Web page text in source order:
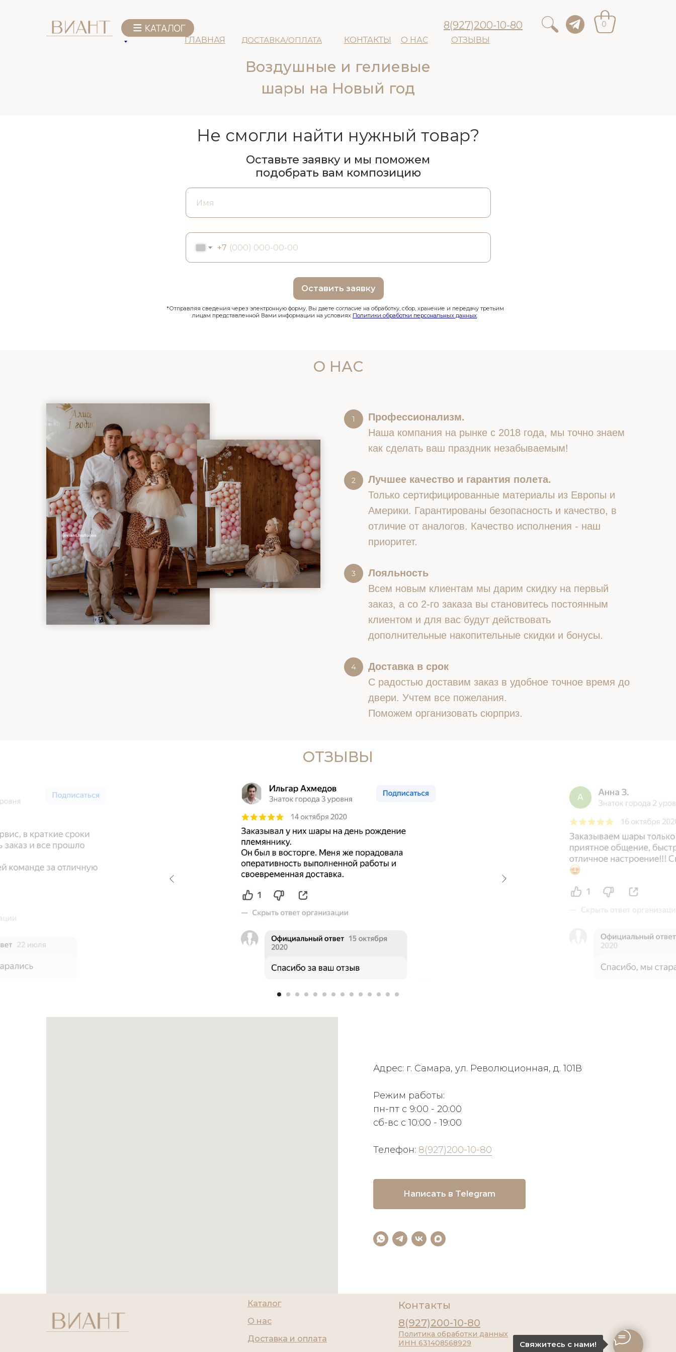
ДОСТАВКА/ОПЛАТА
ГЛАВНАЯ КОНТАКТЫ О НАС ОТЗЫВЫ
8(927)200-10-80 0
Свяжитесь с нами!
Воздушные и гелиевые
шары на Новый год
+7
Оставить заявку
Не смогли найти нужный товар?
Оставьте заявку и мы поможем
подобрать вам композицию
*Отправляя сведения через электронную форму, Вы даете согласие на обработку, сбор, хранение и передачу третьим
лицам представленной Вами информации на условиях Политики обработки персональных данных.
О НАС
Профессионализм.
Наша компания на рынке с 2018 года, мы точно знаем
как сделать ваш праздник незабываемым!
Лучшее качество и гарантия полета.
Только сертифицированные материалы из Европы и
Америки. Гарантированы безопасность и качество, в
отличие от аналогов. Качество исполнения - наш
приоритет.
Лояльность
Всем новым клиентам мы дарим скидку на первый
заказ, а со 2-го заказа вы становитесь постоянным
клиентом и для вас будут действовать
дополнительные накопительные скидки и бонусы.
Доставка в срок
С радостью доставим заказ в удобное точное время до
двери. Учтем все пожелания.
Поможем организовать сюрприз.
ОТЗЫВЫ
Адрес: г. Самара, ул. Революционная, д. 101В
Режим работы:
пн-пт с 9:00 - 20:00
сб-вс с 10:00 - 19:00
Телефон: 8(927)200-10-80
Написать в Telegram
Контакты
8(927)200-10-80
Каталог
О нас
Доставка и оплата
Политика обработки данных
ИНН 631408568929